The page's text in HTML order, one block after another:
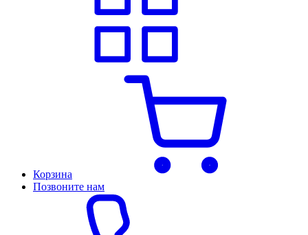
Корзина
Позвоните нам